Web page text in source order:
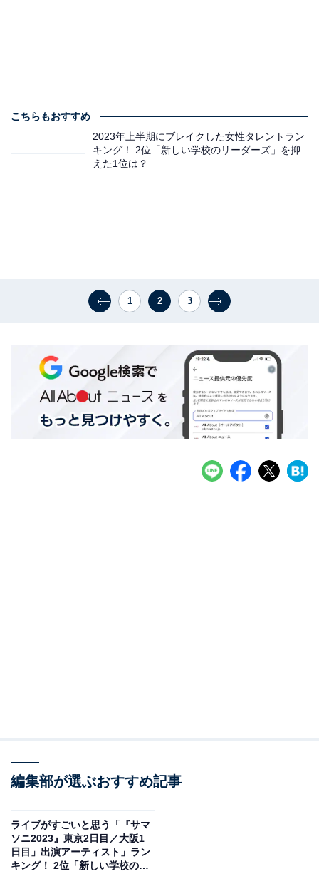
こちらもおすすめ
2023年上半期にブレイクした女性タレントラン
キング！ 2位「新しい学校のリーダーズ」を抑
えた1位は？
1 2 3
編集部が選ぶおすすめ記事
ライブがすごいと思う「『サマ
ソニ2023』東京2日目／大阪1
日目」出演アーティスト」ラン
キング！ 2位「新しい学校のリ